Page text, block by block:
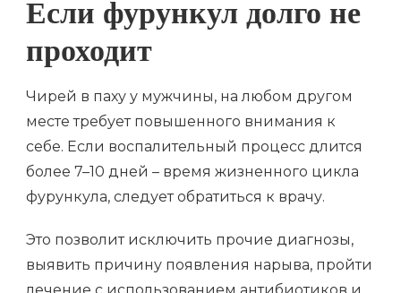
Если фурункул долго не
проходит
Чирей в паху у мужчины, на любом другом
месте требует повышенного внимания к
себе. Если воспалительный процесс длится
более 7–10 дней – время жизненного цикла
фурункула, следует обратиться к врачу.
Это позволит исключить прочие диагнозы,
выявить причину появления нарыва, пройти